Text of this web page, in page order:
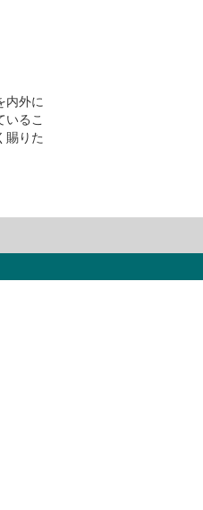
内外に
いるこ
賜りた